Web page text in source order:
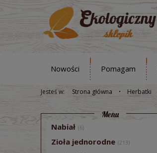
Nowości Pomagam
Jesteś w: Strona główna Herbatki
Menu
Nabiał (6)
Zioła jednorodne (213)